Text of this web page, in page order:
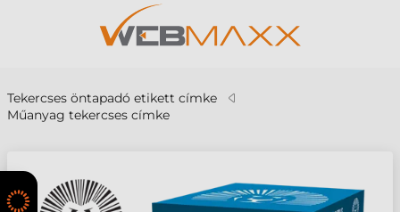
Tekercses öntapadó etikett címke
Műanyag tekercses címke